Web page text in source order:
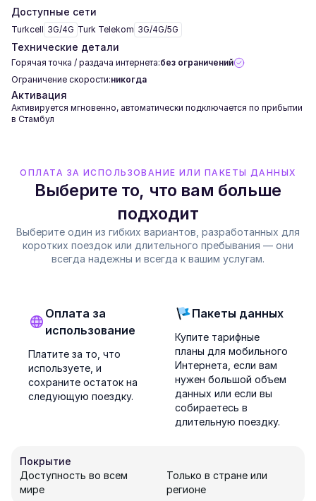
Доступные сети
Turkcell 3G/4G Turk Telekom 3G/4G/5G
Технические детали
Горячая точка / раздача интернета:без ограничений
Ограничение скорости:никогда
Активация
Активируется мгновенно, автоматически подключается по прибытии
в Стамбул
ОПЛАТА ЗА ИСПОЛЬЗОВАНИЕ ИЛИ ПАКЕТЫ ДАННЫХ
Выберите то, что вам больше
подходит
Выберите один из гибких вариантов, разработанных для
коротких поездок или длительного пребывания — они
всегда надежны и всегда к вашим услугам.
Оплата за
использование
Платите за то, что
используете, и
сохраните остаток на
следующую поездку.
Пакеты данных
Купите тарифные
планы для мобильного
Интернета, если вам
нужен большой объем
данных или если вы
собираетесь в
длительную поездку.
Покрытие
Доступность во всем
мире
Только в стране или
регионе